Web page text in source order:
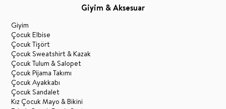
Giyim & Aksesuar
Giyim
Çocuk Elbise
Çocuk Tişört
Çocuk Sweatshirt & Kazak
Çocuk Tulum & Salopet
Çocuk Pijama Takımı
Çocuk Ayakkabı
Çocuk Sandalet
Kız Çocuk Mayo & Bikini